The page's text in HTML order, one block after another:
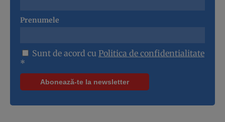
Prenumele
Sunt de acord cu Politica de confidentialitate
*